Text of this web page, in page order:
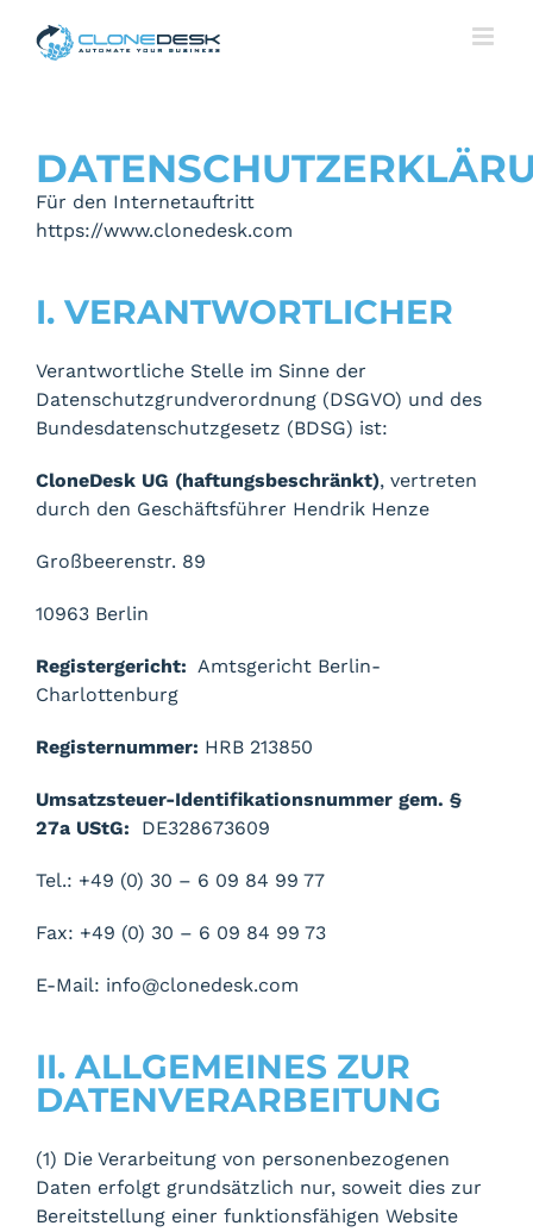
Für den Internetauftritt
https://www.clonedesk.com
I. VERANTWORTLICHER
Verantwortliche Stelle im Sinne der
Datenschutzgrundverordnung (DSGVO) und des
Bundesdatenschutzgesetz (BDSG) ist:
CloneDesk UG (haftungsbeschränkt), vertreten
durch den Geschäftsführer Hendrik Henze
Großbeerenstr. 89
10963 Berlin
Registergericht: Amtsgericht Berlin-
Charlottenburg
Registernummer: HRB 213850
Umsatzsteuer-Identifikationsnummer gem. §
27a UStG: DE328673609
Tel.: +49 (0) 30 – 6 09 84 99 77
Fax: +49 (0) 30 – 6 09 84 99 73
E-Mail: info@clonedesk.com
II. ALLGEMEINES ZUR
DATENVERARBEITUNG
(1) Die Verarbeitung von personenbezogenen
Daten erfolgt grundsätzlich nur, soweit dies zur
Bereitstellung einer funktionsfähigen Website